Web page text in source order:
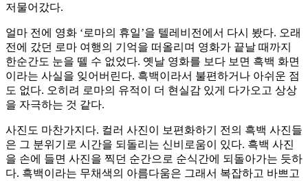
저물어갔다.
얼마 전에 영화 ‘로마의 휴일’을 텔레비전에서 다시 봤다. 오래
전에 갔던 로마 여행의 기억을 떠올리며 영화가 끝날 때까지
한순간도 눈을 뗄 수 없었다. 옛날 영화를 보다 보면 흑백 화면
이라는 사실을 잊어버린다. 흑백이라서 불편하거나 아쉬운 점
도 없다. 오히려 로마의 유적이 더 현실감 있게 다가오고 상상
을 자극하는 것 같다.
사진도 마찬가지다. 컬러 사진이 보편화하기 전의 흑백 사진들
은 그 분위기로 시간을 되돌리는 신비로움이 있다. 흑백 사진
을 손에 들면 사진을 찍던 순간으로 순식간에 되돌아가는 듯하
다. 흑백이라는 무채색의 아름다움은 그래서 복잡하고 바쁘고